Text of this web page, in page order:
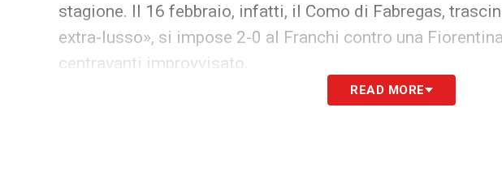
stagione. Il 16 febbraio, infatti, il Como di Fabregas,
extra-lusso», si impose 2-0 al Franchi contro una
centravanti improvvisato.
Stavolta Kean, assente in quella circostanza, «c’è
READ MORE